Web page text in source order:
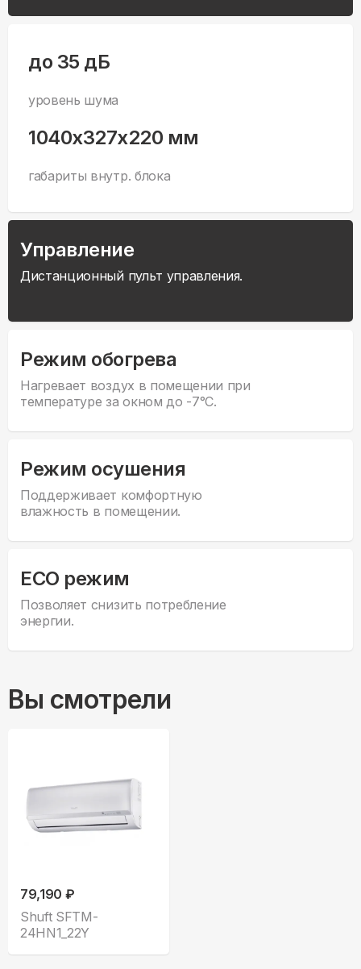
до 35 дБ
уровень шума
1040x327x220 мм
габариты внутр. блока
Управление
Дистанционный пульт управления.
Режим обогрева
Нагревает воздух в помещении при
температуре за окном до -7°С.
Режим осушения
Поддерживает комфортную
влажность в помещении.
ECO режим
Позволяет снизить потребление
энергии.
Вы смотрели
79,190 ₽
Shuft SFTM-
24HN1_22Y